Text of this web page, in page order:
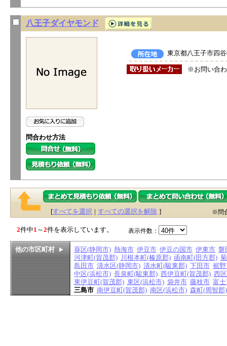
八王子ダイヤモンド
問合わせ方法
東京都八王子市四
※お問い合
[すべてを選択 | すべての選択を解除 ] ※問
2件中1 ～2件を表示しています。 表示件数：
他の市区町村 葵区(静岡市) 熱海市 伊豆市 伊豆の国市 伊東市 磐
河津町(賀茂郡) 川根本町(榛原郡) 函南町(田方郡)
島田市 清水区(静岡市) 清水町(駿東郡) 下田市 裾
中区(浜松市) 長泉町(駿東郡) 西伊豆町(賀茂郡) 西
東伊豆町(賀茂郡) 東区(浜松市) 袋井市 藤枝市 富
三島市 南伊豆町(賀茂郡) 南区(浜松市) 森町(周智郡)